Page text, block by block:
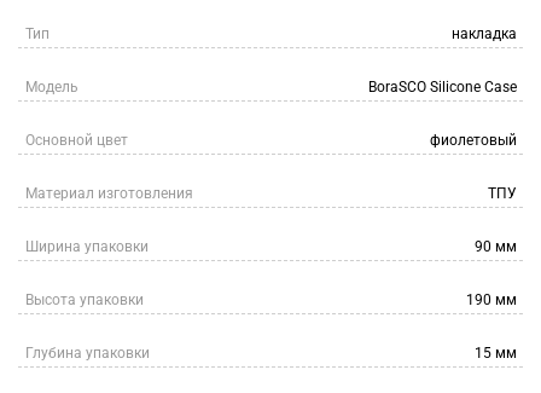
Тип накладка
Модель BoraSCO Silicone Case
Основной цвет фиолетовый
Материал изготовления ТПУ
Ширина упаковки 90 мм
Высота упаковки 190 мм
Глубина упаковки 15 мм